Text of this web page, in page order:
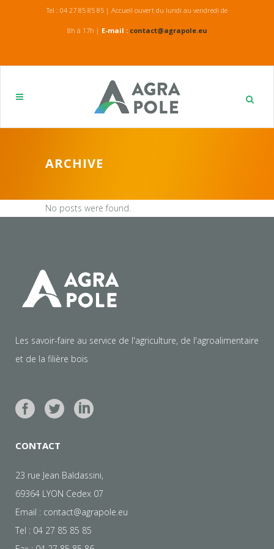
Tel : 04 27 85 85 85 | Accueil ouvert du lundi au vendredi de
8h à 17h | E-mail : contact@agrapole.eu
ARCHIVE
No posts were found.
Les savoir-faire au service de l'agriculture, de l'agroalimentaire
et de la filière bois
CONTACT
23 rue Jean Baldassini,
69364 LYON Cedex 07
Email : contact@agrapole.eu
Tel : 04 27 85 85 85